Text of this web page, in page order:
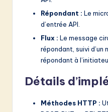
Répondant : Le
d’entrée API.
Flux : Le message
répondant, suivi d’un
répondant à
Détails
Méthodes HTTP :